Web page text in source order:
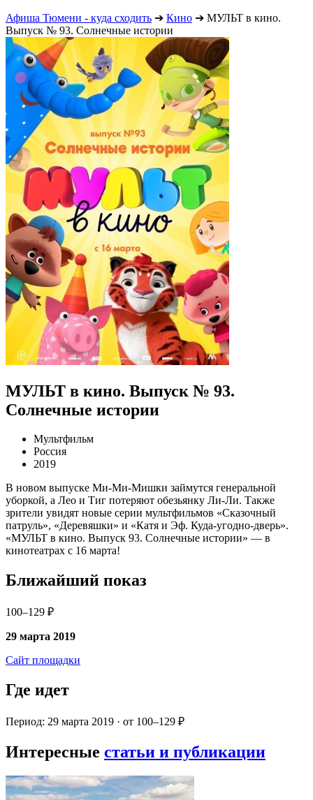
Афиша Тюмени - куда сходить ➔ Кино ➔ МУЛЬТ в кино.
Выпуск № 93. Солнечные истории
МУЛЬТ в кино. Выпуск № 93.
Солнечные истории
Мультфильм
Россия
2019
В новом выпуске Ми-Ми-Мишки займутся генеральной
уборкой, а Лео и Тиг потеряют обезьянку Ли-Ли. Также
зрители увидят новые серии мультфильмов «Сказочный
патруль», «Деревяшки» и «Катя и Эф. Куда-угодно-дверь».
«МУЛЬТ в кино. Выпуск 93. Солнечные истории» — в
кинотеатрах с 16 марта!
Ближайший показ
100–129 ₽
29 марта 2019
Сайт площадки
Где идет
Период: 29 марта 2019 · от 100–129 ₽
Интересные статьи и публикации